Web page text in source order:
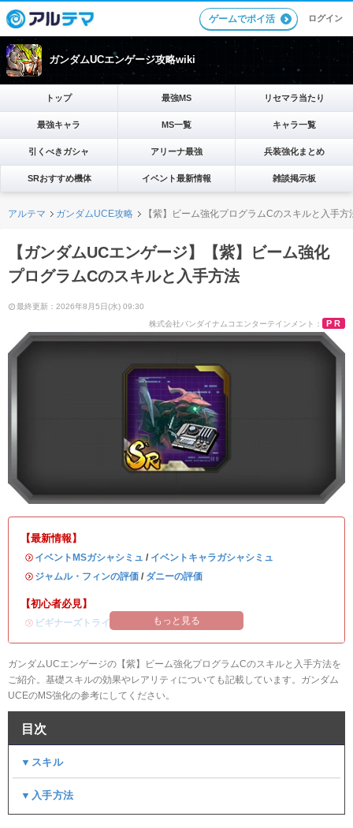
ゲームでポイ活 ログイン
ガンダムUCエンゲージ攻略wiki
トップ 最強MS リセマラ当たり
最強キャラ MS一覧 キャラ一覧
引くべきガシャ アリーナ最強 兵装強化まとめ
SRおすすめ機体 イベント最新情報 雑談掲示板
アルテマ ガンダムUCE攻略 【紫】ビーム強化プログラムCのスキルと入手方
【ガンダムUCエンゲージ】【紫】ビーム強化
プログラムCのスキルと入手方法
最終更新：2026年8月5日(水) 09:30
PR
【最新情報】
・ イベントMSガシャシミュ / イベントキャラガシャシミュ
・ ジャムル・フィンの評価 / ダニーの評価
【初心者必見】
・ ビギナーズトライアルの攻略もっと見る
ガンダムUCエンゲージの【紫】ビーム強化プログラムCのスキルと入手方法を
ご紹介。基礎スキルの効果やレアリティについても記載しています。ガンダム
UCEのMS強化の参考にしてください。
目次
▼スキル
▼入手方法